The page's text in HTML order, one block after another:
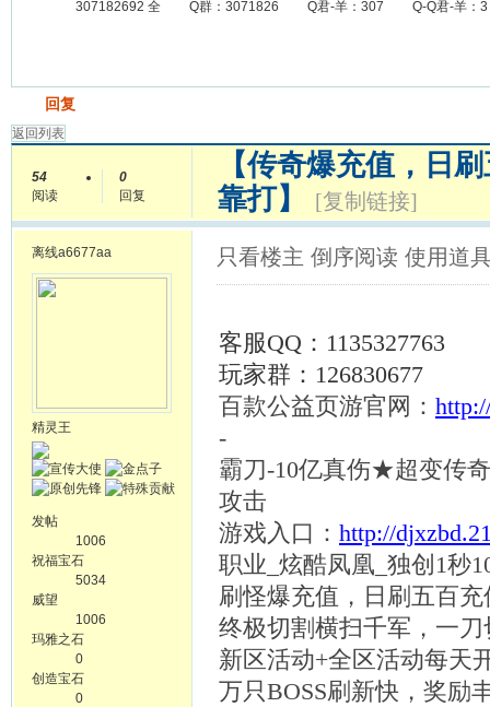
307182692 全 Q群：3071826 Q君-羊：307 Q-Q君-羊：3
回复
返回列表
54
阅读
0
回复
【传奇爆充值，日
靠打】
[复制链接]
离线a6677aa
精灵王
发帖
1006
祝福宝石
5034
威望
1006
玛雅之石
0
创造宝石
0
只看楼主 倒序阅读 使用道
客服QQ：1135327763
玩家群： 126830677
百款公益页游官网：
-
霸刀-10亿真伤★超变传
攻击
游戏入口： http://
职业 _炫酷凤凰_独创1秒
刷怪爆充值，日刷五百充
终极切割横扫千军，一
新区活动+全区活动每天
万只BOSS刷新快，奖励